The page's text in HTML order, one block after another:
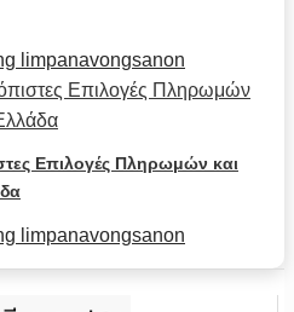
limpanavongsanon
Επιλογές Πληρωμών και
limpanavongsanon